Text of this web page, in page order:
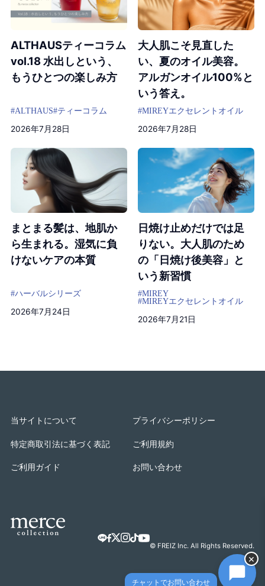
チャットでお問い合わせ
×
ALTHAUSティーコラム
vol.18 水出しという、
もうひとつの楽しみ方
#ALTHAUS#ティーコラム
2026年7月28日
大人肌こそ見直した
い、夏のオイル美容。
アルガンオイル100%と
いう答え。
#MIREYエクセレントオイル
2026年7月28日
まとまる髪は、地肌か
ら生まれる。湿気に負
けないケアの本質
#ハーバルシリーズ
2026年7月24日
日焼け止めだけでは足
りない。大人肌のため
の「日焼け後美容」と
いう新習慣
#MIREY
#MIREYエクセレントオイル
2026年7月21日
当サイトについて プライバシーポリシー
特定商取引法に基づく表記 ご利用規約
ご利用ガイド お問い合わせ
© FREIZ Inc. All Rights Reserved.